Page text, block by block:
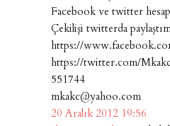
Facebook ve twitter
Çekilişi twitterda
https://
https://twitter.com/
551744
mkakc@yahoo.com
20 Aralık 2012 19:56